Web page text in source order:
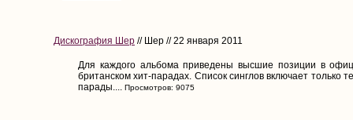
Дискография Шер // Шер // 22 января 2011
Для каждого альбома приведены высшие позиции в
британском хит-парадах. Список синглов включает только
парады.... Просмотров: 9075